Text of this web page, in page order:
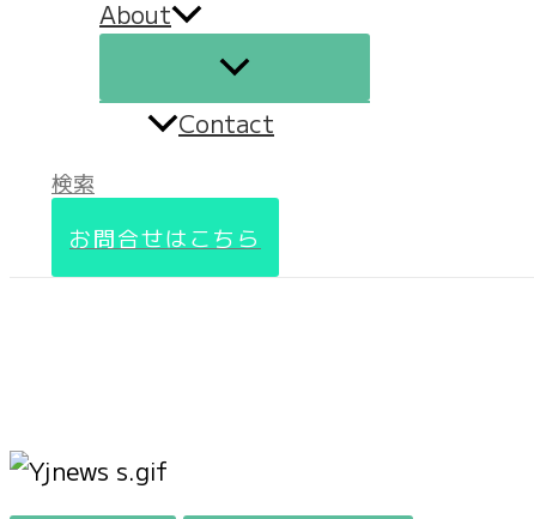
About
Contact
検索
お問合せはこちら